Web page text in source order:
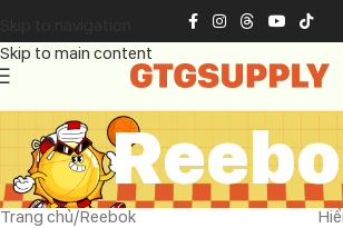
Skip to main content
Trang chủ Reebok